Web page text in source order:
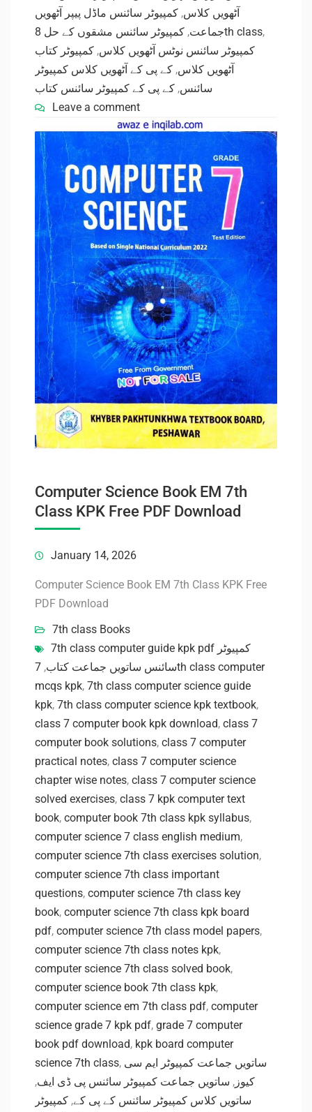
آٹھویں کلاس, کمپیوٹر سائنس ماڈل پیپر آٹھویں
جماعت, کمپیوٹر سائنس مشقوں کے حل 8th class,
کمپیوٹر سائنس نوٹس آٹھویں کلاس, کمپیوٹر کتاب
آٹھویں کلاس, کے پی کے آٹھویں کلاس کمپیوٹر
سائنس, کے پی کے کمپیوٹر سائنس کتاب
Leave a comment
Computer Science Book EM 7th
Class KPK Free PDF Download
January 14, 2026
Computer Science Book EM 7th Class KPK Free
PDF Download
7th class Books
7th class computer guide kpk pdf کمپیوٹر
سائنس ساتویں جماعت کتاب,
7th class computer
mcqs kpk, 7th class computer science guide
kpk, 7th class computer science kpk textbook,
class 7 computer book kpk download, class 7
computer book solutions, class 7 computer
practical notes, class 7 computer science
chapter wise notes, class 7 computer science
solved exercises, class 7 kpk computer text
book, computer book 7th class kpk syllabus,
computer science 7 class english medium,
computer science 7th class exercises solution,
computer science 7th class important
questions, computer science 7th class key
book, computer science 7th class kpk board
pdf, computer science 7th class model papers,
computer science 7th class notes kpk,
computer science 7th class solved book,
computer science book 7th class kpk,
computer science em 7th class pdf, computer
science grade 7 kpk pdf, grade 7 computer
book pdf download, kpk board computer
science 7th class, ساتویں جماعت کمپیوٹر ایم سی
کیوز , ساتویں جماعت کمپیوٹر سائنس پی ڈی ایف,
ساتویں کلاس کمپیوٹر سائنس کے پی کے, کمپیوٹر